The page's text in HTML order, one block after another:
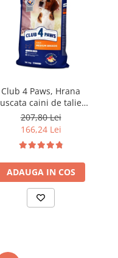
Club 4 Paws, Hrana
uscata caini de talie
medie, pui, 14kg
207,80 Lei
166,24 Lei
ADAUGA IN COS